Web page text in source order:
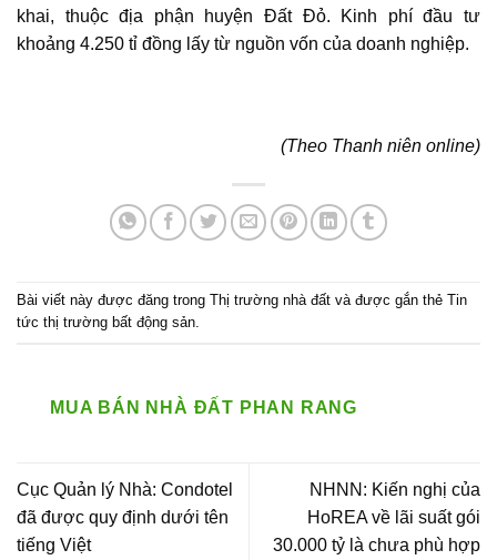
khai, thuộc địa phận huyện Đất Đỏ. Kinh phí đầu tư
khoảng 4.250 tỉ đồng lấy từ nguồn vốn của doanh nghiệp.
(Theo Thanh niên online)
Bài viết này được đăng trong Thị trường nhà đất và được gắn thẻ Tin
tức thị trường bất động sản.
MUA BÁN NHÀ ĐẤT PHAN RANG
Cục Quản lý Nhà: Condotel
đã được quy định dưới tên
tiếng Việt
NHNN: Kiến nghị của
HoREA về lãi suất gói
30.000 tỷ là chưa phù hợp